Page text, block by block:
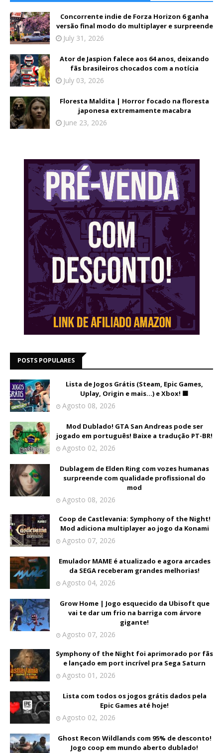
Concorrente indie de Forza Horizon 6 ganha
versão final modo do multiplayer e surpreende
July 31, 2026
Ator de Jaspion falece aos 64 anos, deixando
fãs brasileiros chocados com a notícia
July 03, 2026
Floresta Maldita | Horror focado na floresta
japonesa extremamente macabra
June 23, 2026
POSTS POPULARES
Lista de Jogos Grátis (Steam, Epic Games,
Uplay, Origin e mais...) e Xbox! 🟩
Agosto 08, 2026
Mod Dublado! GTA San Andreas pode ser
jogado em português! Baixe a tradução PT-BR!
Agosto 02, 2026
Dublagem de Elden Ring com vozes humanas
surpreende com qualidade profissional do
mod
Agosto 08, 2026
Coop de Castlevania: Symphony of the Night!
Mod adiciona multiplayer ao jogo da Konami
Agosto 07, 2026
Emulador MAME é atualizado e agora arcades
da SEGA receberam grandes melhorias!
Agosto 04, 2026
Grow Home | Jogo esquecido da Ubisoft que
vai te dar um frio na barriga com árvore
gigante!
Agosto 07, 2026
Symphony of the Night foi aprimorado por fãs
e lançado em port incrível pra Sega Saturn
Agosto 01, 2026
Lista com todos os jogos grátis dados pela
Epic Games até hoje!
Agosto 02, 2026
Ghost Recon Wildlands com 95% de desconto!
Jogo coop em mundo aberto dublado!